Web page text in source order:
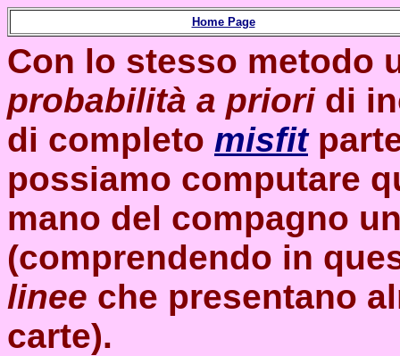
Home Page
Con lo stesso metodo
probabilità a prioridi
di completo misfit
possiamo computare
mano del compagno
(comprendendo in
linee che presentano
carte).